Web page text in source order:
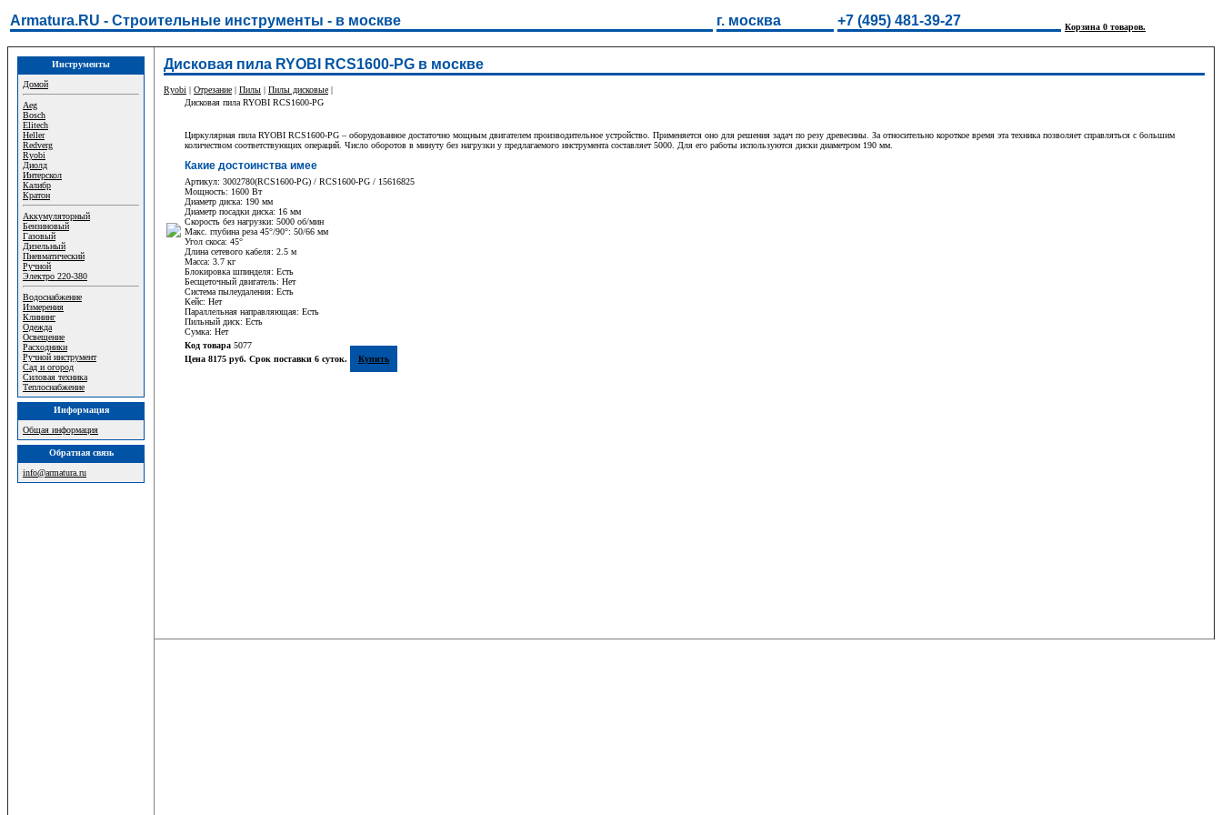
Armatura.RU - Строительные инструменты - в москве г. москва +7 (495) 481-39-27 Корзина 0 товаров.
Инструменты
Домой
Aeg
Bosch
Elitech
Heller
Redverg
Ryobi
Диолд
Интерскол
Калибр
Кратон
Аккумуляторный
Бензиновый
Газовый
Дизельный
Пневматический
Ручной
Электро 220-380
Водоснабжение
Измерения
Клининг
Одежда
Освещение
Расходники
Ручной инструмент
Сад и огород
Силовая техника
Теплоснабжение
Информация
Общая информация
Обратная связь
info@armatura.ru
Дисковая пила RYOBI RCS1600-PG в москве
Ryobi | Отрезание | Пилы | Пилы дисковые |
Дисковая пила RYOBI RCS1600-PG
Циркулярная пила RYOBI RCS1600-PG – оборудованное достаточно мощным двигателем производительное устройство. Применяется оно для решения задач по резу древесины. За относительно короткое время эта техника позволяет справляться с большим
количеством соответствующих операций. Число оборотов в минуту без нагрузки у предлагаемого инструмента составляет 5000. Для его работы используются диски диаметром 190 мм.
Какие достоинства имее
Артикул: 3002780(RCS1600-PG) / RCS1600-PG / 15616825
Мощность: 1600 Вт
Диаметр диска: 190 мм
Диаметр посадки диска: 16 мм
Скорость без нагрузки: 5000 об/мин
Макс. глубина реза 45°/90°: 50/66 мм
Угол скоса: 45°
Длина сетевого кабеля: 2.5 м
Масса: 3.7 кг
Блокировка шпинделя: Есть
Бесщеточный двигатель: Нет
Система пылеудаления: Есть
Кейс: Нет
Параллельная направляющая: Есть
Пильный диск: Есть
Сумка: Нет
Код товара 5077
Цена 8175 руб. Срок поставки 6 суток.
Купить